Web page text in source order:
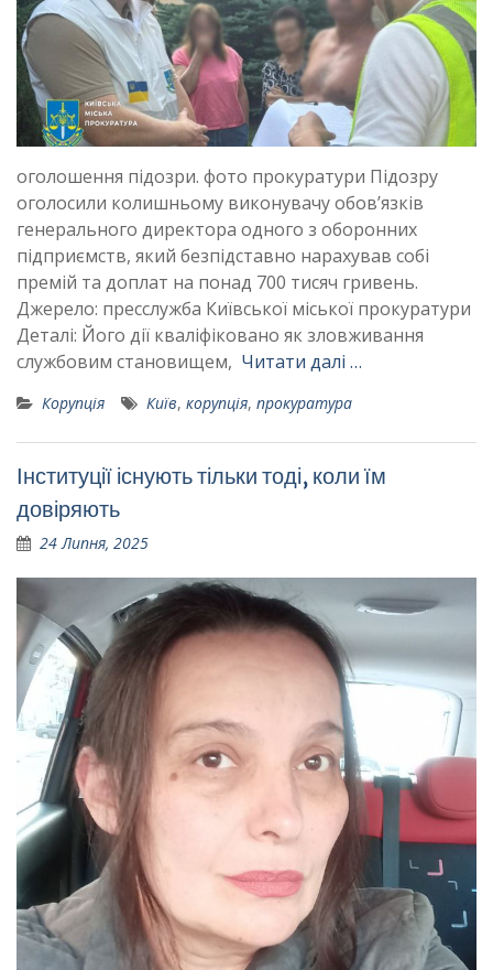
оголошення підозри. фото прокуратури Підозру
оголосили колишньому виконувачу обов’язків
генерального директора одного з оборонних
підприємств, який безпідставно нарахував собі
премій та доплат на понад 700 тисяч гривень.
Джерело: пресслужба Київської міської прокуратури
Деталі: Його дії кваліфіковано як зловживання
службовим становищем, Читати далі …
Корупція Київ, корупція, прокуратура
Інституції існують тільки тоді, коли їм
довіряють
24 Липня, 2025